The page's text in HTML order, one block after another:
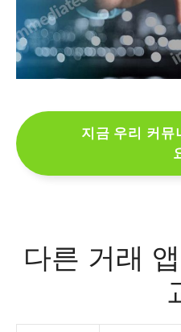
지금 우리 커뮤
다른 거래